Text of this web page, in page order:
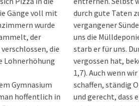
Gänge voll mit
wurde
der
die
Lohnerhöhung
Gymnasium
hoffentlich in
durch gute Taten
vergangener
uns die
starb er für uns.
vergossen hat,
1,7). Auch wenn
so »ist er treu
vergibt und uns